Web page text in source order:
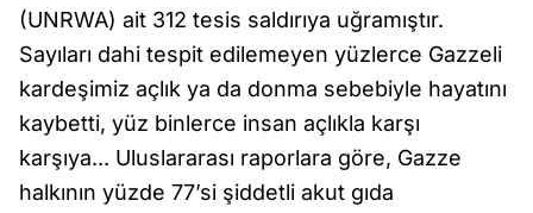
(UNRWA) ait 312 tesis saldırıya uğramıştır.
Sayıları dahi tespit edilemeyen yüzlerce Gazzeli
kardeşimiz açlık ya da donma sebebiyle hayatını
kaybetti, yüz binlerce insan açlıkla karşı
karşıya... Uluslararası raporlara göre, Gazze
halkının yüzde 77’si şiddetli akut gıda